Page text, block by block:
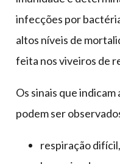
infecções por
altos níveis de
feita nos viveiros de
Os sinais que
podem ser
respiração